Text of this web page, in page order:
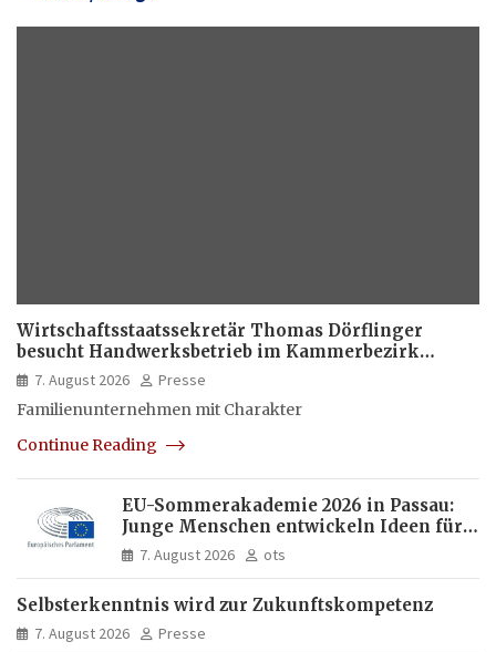
Wirtschaftsstaatssekretär Thomas Dörflinger
besucht Handwerksbetrieb im Kammerbezirk
Freiburg
7. August 2026
Presse
Familienunternehmen mit Charakter
Continue Reading
EU-Sommerakademie 2026 in Passau:
Junge Menschen entwickeln Ideen für
Europas Zukunft
7. August 2026 ots
Selbsterkenntnis wird zur Zukunftskompetenz
7. August 2026 Presse